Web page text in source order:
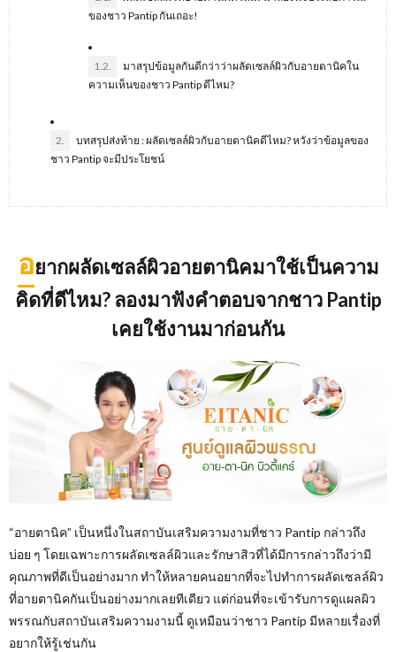
ของชาว Pantip กันเถอะ!
1.2.
มาสรุปข้อมูลกันดีกว่าว่าผลัดเซลล์ผิวกับอายตานิคใน
ความเห็นของชาว Pantip ดีไหม?
2.
บทสรุปส่งท้าย : ผลัดเซลล์ผิวกับอายตานิคดีไหม? หวังว่าข้อมูลของ
ชาว Pantip จะมีประโยชน์
อยากผลัดเซลล์ผิวอายตานิคมาใช้เป็นความ
คิดที่ดีไหม? ลองมาฟังคำตอบจากชาว Pantip
เคยใช้งานมาก่อนกัน
“อายตานิค” เป็นหนึ่งในสถาบันเสริมความงามที่ชาว Pantip กล่าวถึง
บ่อย ๆ โดยเฉพาะการผลัดเซลล์ผิวและรักษาสิวที่ได้มีการกล่าวถึงว่ามี
คุณภาพที่ดีเป็นอย่างมาก ทำให้หลายคนอยากที่จะไปทำการผลัดเซลล์ผิว
ที่อายตานิคกันเป็นอย่างมากเลยทีเดียว แต่ก่อนที่จะเข้ารับการดูแผลผิว
พรรณกับสถาบันเสริมความงามนี้ ดูเหมือนว่าชาว Pantip มีหลายเรื่องที่
อยากให้รู้เช่นกัน